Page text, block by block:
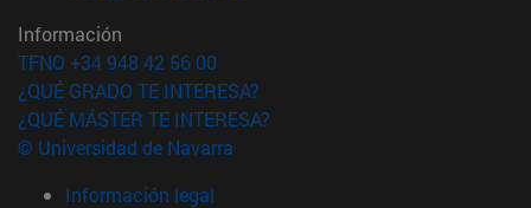
Información
TFNO +34 948 42 56 00
¿QUÉ GRADO TE INTERESA?
¿QUÉ MÁSTER TE INTERESA?
© Universidad de Navarra
Información legal